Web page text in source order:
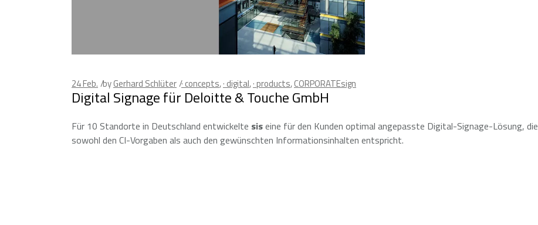
24Feb. byGerhard Schlüter · concepts,· digital,· products,CORPORATEsign
Digital Signage für Deloitte & Touche GmbH
Für 10 Standorte in Deutschland entwickelte siseine für den Kunden optimal angepasste Digital-Signage-Lösung, die
sowohl den CI-Vorgaben als auch den gewünschten Informationsinhalten entspricht.